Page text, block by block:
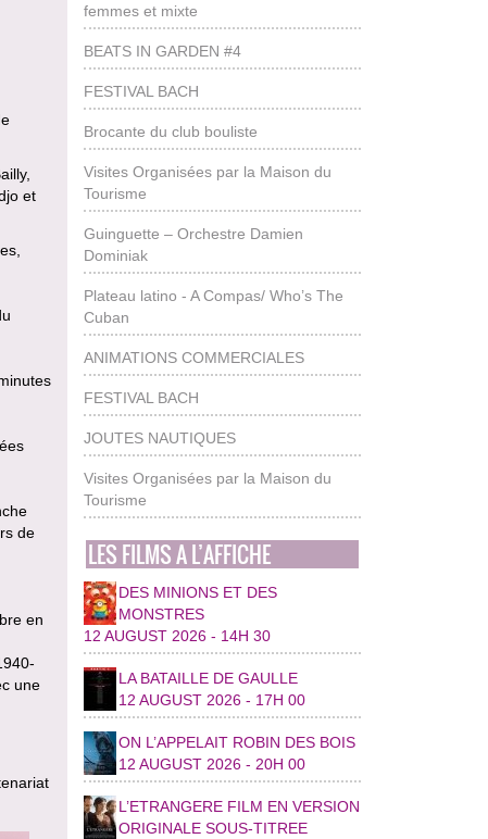
et
de
en
une
femmes et mixte
BEATS IN GARDEN #4
FESTIVAL BACH
Brocante du club bouliste
Visites Organisées par la Maison du
Tourisme
Guinguette – Orchestre Damien
Dominiak
Plateau latino - A Compas/ Who’s The
Cuban
ANIMATIONS COMMERCIALES
FESTIVAL BACH
JOUTES NAUTIQUES
Visites Organisées par la Maison du
Tourisme
LES FILMS A L’AFFICHE
DES MINIONS ET DES
MONSTRES
12 AUGUST 2026 - 14H 30
LA BATAILLE DE GAULLE
12 AUGUST 2026 - 17H 00
ON L’APPELAIT ROBIN DES BOIS
12 AUGUST 2026 - 20H 00
L’ETRANGERE FILM EN VERSION
ORIGINALE SOUS-TITREE